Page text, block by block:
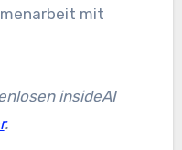
mit
insideAI
.